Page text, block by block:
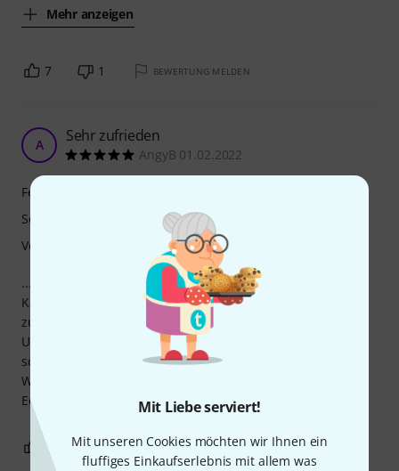
Mit Liebe serviert!
Mit unseren Cookies möchten wir Ihnen ein
fluffiges Einkaufserlebnis mit allem was
Mehr anzeigen
7 1 BEWERTUNG MELDEN
A Sehr zufrieden
AngyB 01.02.2022
... dies ist meine erste Ukulele, hatte sie in You Tube
Kanälen kennen und lieben gelernt. Mit der Lieferung voll
zufrieden.
Ukulele so wie im Angebot dargestellt, toller Klang und
schönes Handling. Bin noch Anfänger, war mein
Weihnachtsgeschenk und ich bin mit der Flight Elise
Ecklund Signature Ukulele sehr zufrieden!
Features
Sound
Verarbeitung
4 0 BEWERTUNG MELDEN